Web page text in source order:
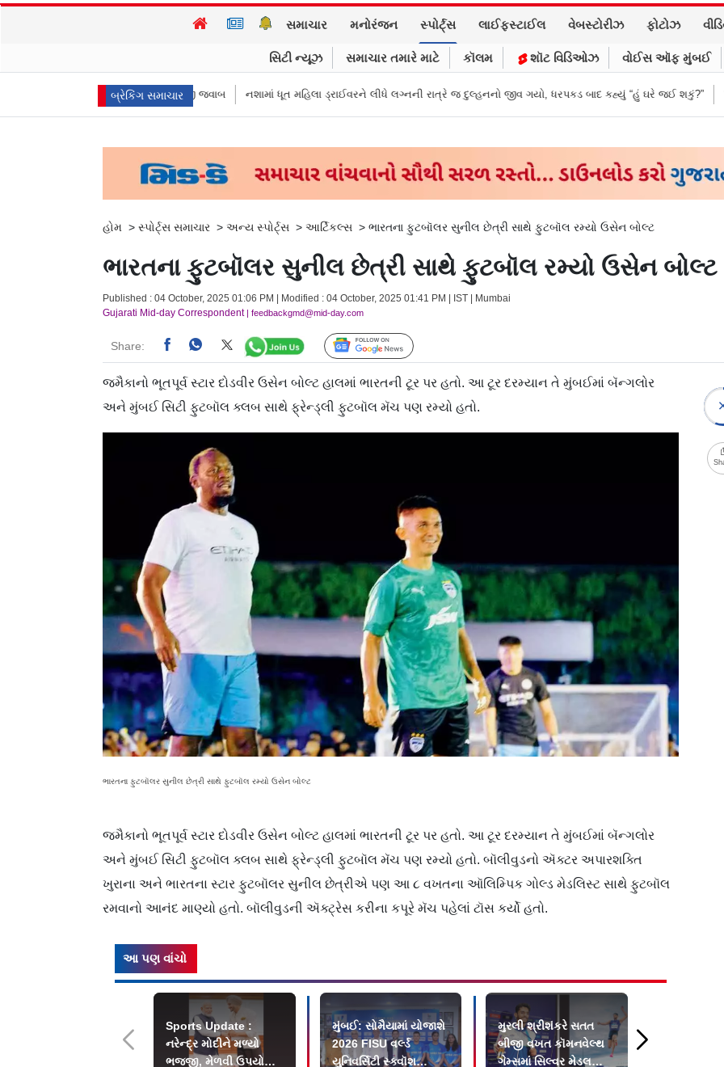
સમાચાર મનોરંજન સ્પોર્ટ્સ લાઈફસ્ટાઈલ વેબસ્ટોરીઝ ફોટોઝ
સિટી ન્યૂઝ સમાચાર તમારે માટે કૉલમ શૉટ વિડિઓઝ વોઈસ ઑફ મુંબઈ
બ્રેકિંગ સમાચાર
આપ્યો રમૂજી જવાબ નશામાં ધૂત મહિલા ડ્રાઈવરને લીધે લગ્નની રાત્રે જ દુલ્હનનો જીવ ગયો, ધરપકડ બાદ કહ્યું “હું ઘરે જઈ શકું?” ‘હું બાબા બાગેશ્વર
હોમ > સ્પોર્ટ્સ સમાચાર > અન્ય સ્પોર્ટ્સ > આર્ટિકલ્સ > ભારતના ફુટબૉલર સુનીલ છેત્રી સાથે ફુટબૉલ રમ્યો ઉસેન બોલ્ટ
ભારતના ફુટબૉલર સુનીલ છેત્રી સાથે ફુટબૉલ રમ્યો ઉસેન બોલ્ટ
Published : 04 October, 2025 01:06 PM | Modified : 04 October, 2025 01:41 PM | IST | Mumbai
Gujarati Mid-day Correspondent| feedbackgmd@mid-day.com
Share: Follow Us
જમૈકાનો ભૂતપૂર્વ સ્ટાર દોડવીર ઉસેન બોલ્ટ હાલમાં ભારતની ટૂર પર હતો. આ ટૂર દરમ્યાન તે મુંબઈમાં બૅન્ગલોર
અને મુંબઈ સિટી ફુટબૉલ ક્લબ સાથે ફ્રેન્ડ્લી ફુટબૉલ મૅચ પણ રમ્યો હતો.
ભારતના ફુટબૉલર સુનીલ છેત્રી સાથે ફુટબૉલ રમ્યો ઉસેન બોલ્ટ
જમૈકાનો ભૂતપૂર્વ સ્ટાર દોડવીર ઉસેન બોલ્ટ હાલમાં ભારતની ટૂર પર હતો. આ ટૂર દરમ્યાન તે મુંબઈમાં બૅન્ગલોર
અને મુંબઈ સિટી ફુટબૉલ ક્લબ સાથે ફ્રેન્ડ્લી ફુટબૉલ મૅચ પણ રમ્યો હતો. બૉલીવુડનો ઍક્ટર અપારશક્તિ
ખુરાના અને ભારતના સ્ટાર ફુટબૉલર સુનીલ છેત્રીએ પણ આ ૮ વખતના ઑલિમ્પિક ગોલ્ડ મેડલિસ્ટ સાથે ફુટબૉલ
રમવાનો આનંદ માણ્યો હતો. બૉલીવુડની ઍક્ટ્રેસ કરીના કપૂરે મૅચ પહેલાં ટૉસ કર્યો હતો.
આ પણ વાંચો
Sports Update :
નરેન્દ્ર મોદીને મળ્યો
ભજ્જી, મેળવી ઉપયોગી
મુંબઈ: સોમૈયામાં યોજાશે
2026 FISU વર્લ્ડ
યુનિવર્સિટી સ્ક્વૉશ
મુરલી શ્રીશંકરે સતત
બીજી વખત કૉમનવેલ્થ
ગેમ્સમાં સિલ્વર મેડલ